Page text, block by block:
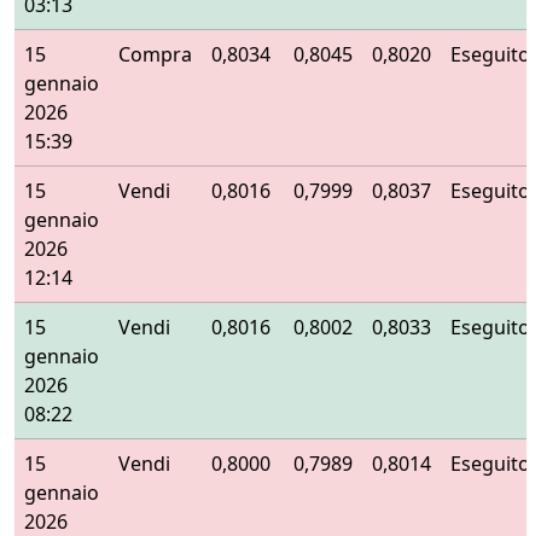
15
gennaio
2026
15:39
Compra 0,8034 0,8045 0,8020 Eseguito
15
gennaio
2026
12:14
Vendi 0,8016 0,7999 0,8037 Eseguito
15
gennaio
2026
08:22
Vendi 0,8016 0,8002 0,8033 Eseguito
15
gennaio
2026
Vendi 0,8000 0,7989 0,8014 Eseguito